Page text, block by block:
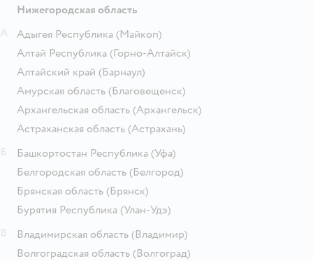
Нижегородская область
Адыгея Республика (Майкоп)
Алтай Республика (Горно-Алтайск)
Алтайский край (Барнаул)
Амурская область (Благовещенск)
Архангельская область (Архангельск)
Астраханская область (Астрахань)
Башкортостан Республика (Уфа)
Белгородская область (Белгород)
Брянская область (Брянск)
Бурятия Республика (Улан-Удэ)
Владимирская область (Владимир)
Волгоградская область (Волгоград)